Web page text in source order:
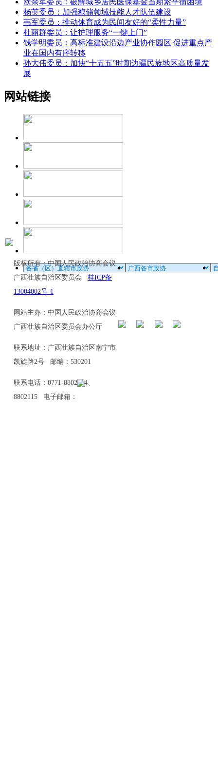
杨英委员：加强粮储领域技能人才队伍建设
韦军委员：推动体育成为民间友好的“柔性力量”
杜丽群委员：让护理服务“一键上门”
钱学明委员：高标准建设沿边产业协作园区 促进重点产
业在国内有序转移
孙大伟委员：加快“十五五”时期边疆民族地区高质量发
展
网站链接
版权所有：中国人民政治协商会议
广西壮族自治区委员会 桂ICP备
13004002号-1
网站主办：中国人民政治协商会议
广西壮族自治区委员会办公厅
联系地址：广西壮族自治区南宁市
凯旋路2号 邮编：530201
联系电话：0771-8802114、
8802115 电子邮箱：